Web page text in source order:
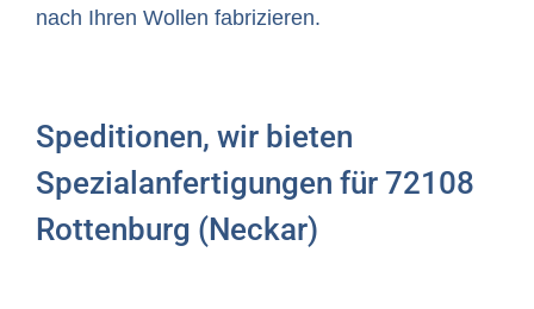
nach Ihren Wollen fabrizieren.
Speditionen, wir bieten
Spezialanfertigungen für 72108
Rottenburg (Neckar)